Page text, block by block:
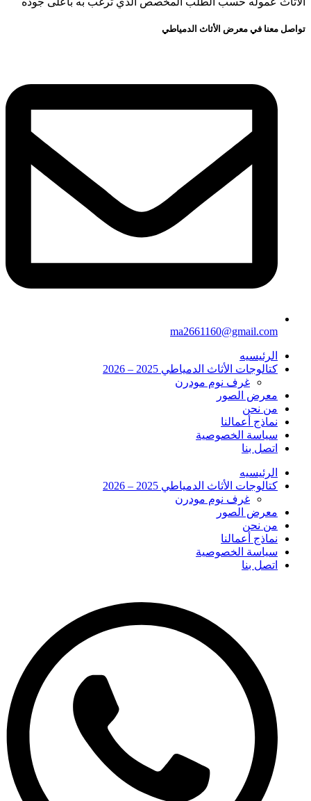
تواصل معنا في معرض الأثاث الدمياطي
ma2661160@gmail.com
الرئيسيه
كتالوجات الأثاث الدمياطي 2025 – 2026
غرف نوم مودرن
معرض الصور
من نحن
نماذج أعمالنا
سياسة الخصوصية
اتصل بنا
الرئيسيه
كتالوجات الأثاث الدمياطي 2025 – 2026
غرف نوم مودرن
معرض الصور
من نحن
نماذج أعمالنا
سياسة الخصوصية
اتصل بنا